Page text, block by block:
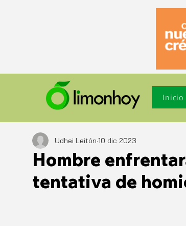
Inicio
Hombre
tentativa de
Udhei Leitón 10 dic 2023